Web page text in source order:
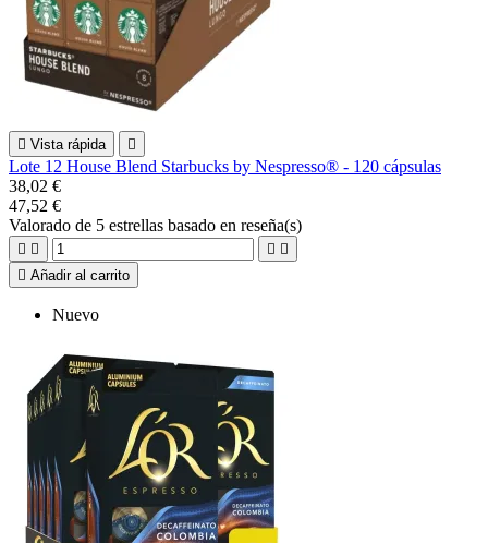
 Vista rápida 
Lote 12 House Blend Starbucks by Nespresso® - 120 cápsulas
38,02 €
47,52 €
Valorado de 5 estrellas basado en reseña(s)
   
 Añadir al carrito
Nuevo